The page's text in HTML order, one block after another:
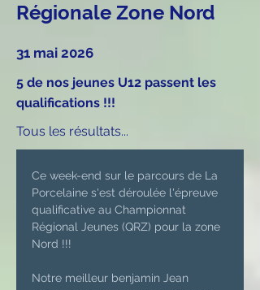
Régionale Zone Nord
31 mai 2026
5 de nos jeunes U12 passent les
qualifications !!!
Tous les résultats...
Ce week-end sur le parcours de La
Porcelaine s'est déroulée l'épreuve
qualificative au Championnat
Régional Jeunes (QRZ) pour la zone
Nord !!!
Notre meilleur benjamin Jean